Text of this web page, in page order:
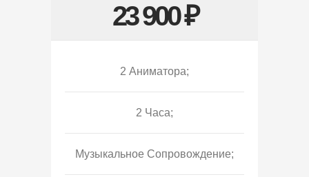
23 900 ₽
2 Аниматора;
2 Часа;
Музыкальное Сопровождение;